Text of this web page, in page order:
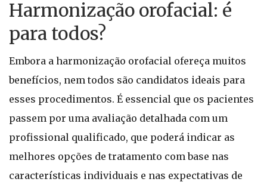
Harmonização orofacial: é
para todos?
Embora a harmonização orofacial ofereça muitos
benefícios, nem todos são candidatos ideais para
esses procedimentos. É essencial que os pacientes
passem por uma avaliação detalhada com um
profissional qualificado, que poderá indicar as
melhores opções de tratamento com base nas
características individuais e nas expectativas de